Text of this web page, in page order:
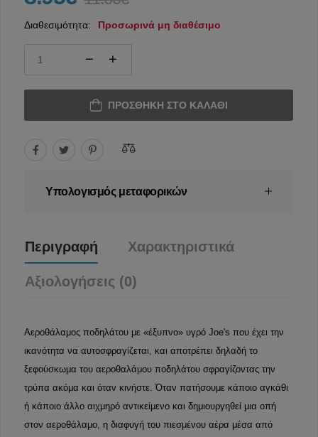
Διαθεσιμότητα: Προσωρινά μη διαθέσιμο
ΠΡΟΣΘΉΚΗ ΣΤΟ ΚΑΛΆΘΙ
Υπολογισμός μεταφορικών
Περιγραφή Χαρακτηριστικά
Αξιολογήσεις (0)
Αεροθάλαμος ποδηλάτου με «έξυπνο» υγρό Joe's που έχει την
ικανότητα να αυτοσφραγίζεται, και αποτρέπει δηλαδή το
ξεφούσκωμα του αεροθαλάμου ποδηλάτου σφραγίζοντας την
τρύπα ακόμα και όταν κινήστε. Όταν πατήσουμε κάποιο αγκάθι
ή κάποιο άλλο αιχμηρό αντικείμενο και δημιουργηθεί μια οπή
στον αεροθάλαμο, η διαφυγή του πιεσμένου αέρα μέσα από